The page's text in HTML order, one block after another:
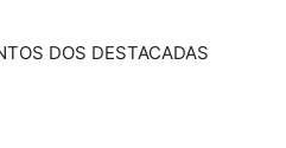
DOS DESTACADAS